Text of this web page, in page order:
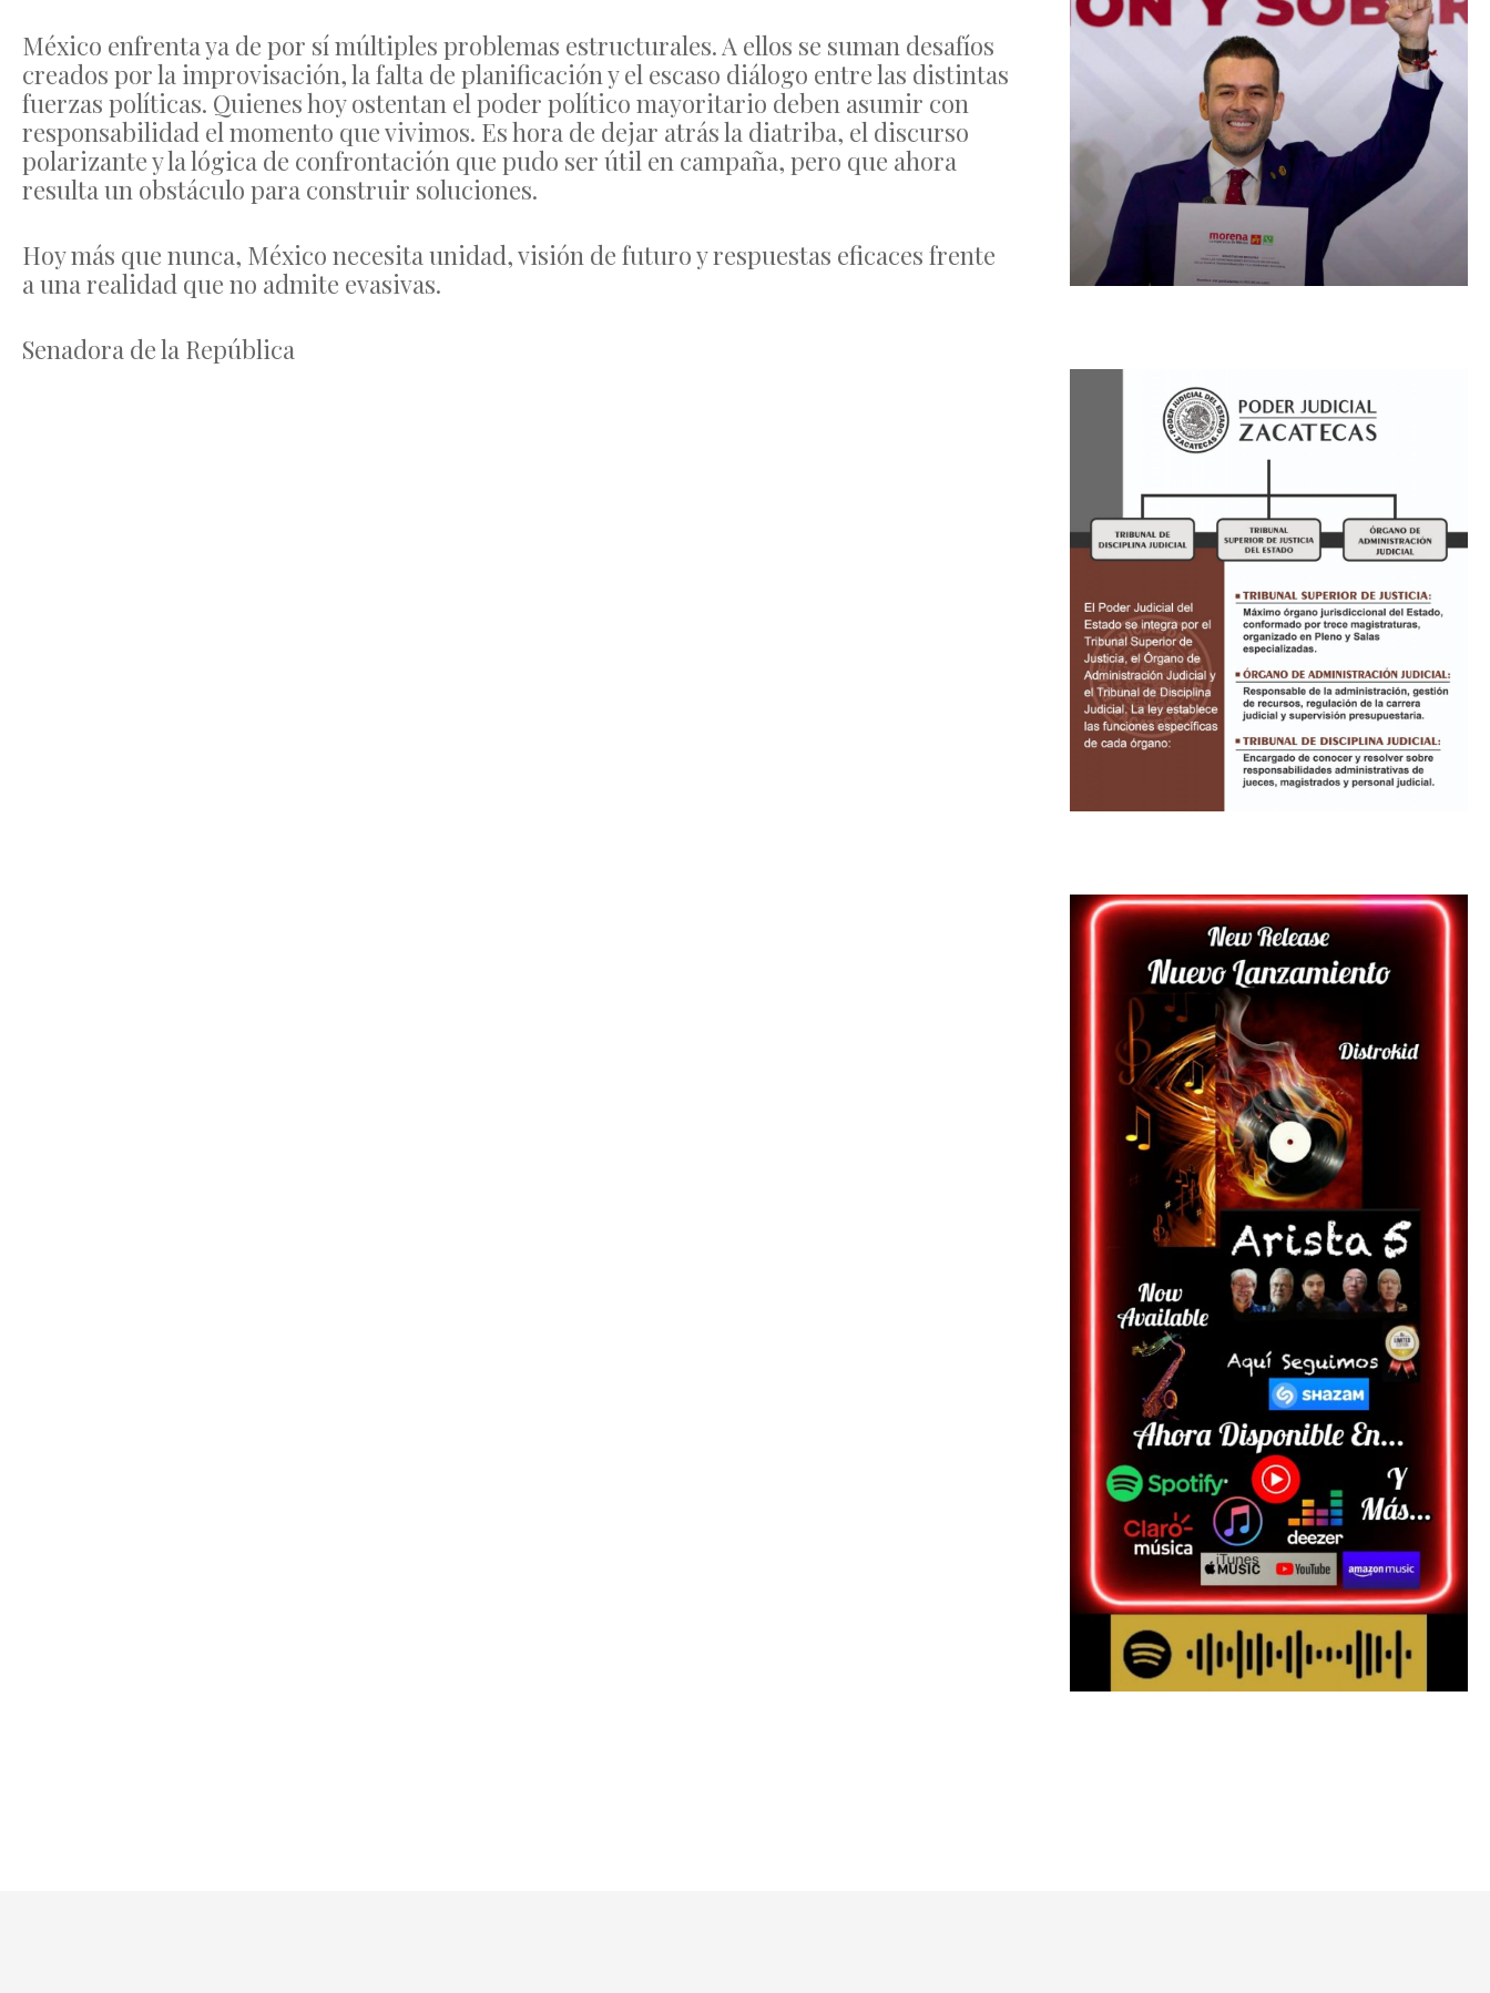
México enfrenta ya de por sí múltiples problemas estructurales. A ellos se suman desafíos
creados por la improvisación, la falta de planificación y el escaso diálogo entre las distintas
fuerzas políticas. Quienes hoy ostentan el poder político mayoritario deben asumir con
responsabilidad el momento que vivimos. Es hora de dejar atrás la diatriba, el discurso
polarizante y la lógica de confrontación que pudo ser útil en campaña, pero que ahora
resulta un obstáculo para construir soluciones.
Hoy más que nunca, México necesita unidad, visión de futuro y respuestas eficaces frente
a una realidad que no admite evasivas.
Senadora de la República